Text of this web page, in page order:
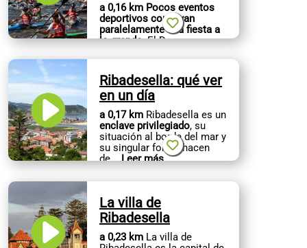
a 0,16 km Pocos eventos
deportivos conllevan
paralelamente una fiesta a
lo grande. El Descenso
Ribadesella: qué ver
en un día
a 0,17 km Ribadesella es un
enclave privilegiado, su
situación al borde del mar y
su singular forma hacen
de...Leer más
La villa de
Ribadesella
a 0,23 km La villa de